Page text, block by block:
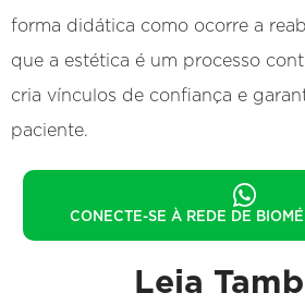
forma didática como ocorre a
que a estética é um processo
cria vínculos de confiança e
paciente.
CONECTE-SE À REDE DE
Leia